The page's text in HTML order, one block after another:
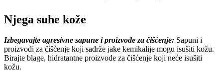
Njega suhe kože
Izbegavajte agresivne sapune i proizvode za čišćenje: Sapuni i
proizvodi za čišćenje koji sadrže jake kemikalije mogu isušiti kožu.
Birajte blage, hidratantne proizvode za čišćenje koji neće isušiti
kožu.